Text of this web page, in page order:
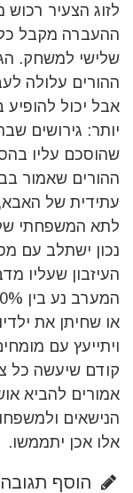
לזוג הצעיר
ההעברה מקבל כל
שלישי למשחק.
ההורים עלולה
אבל יכול להופיע
יותר: גירושים
שהוסכם עליו
ההורים שאמור
עתידית של האבא,
לתא המשפחתי
נכון ישתלב עם
העיזבון שעליו
או שחיתן את
ויתייעץ עם
קודם שיעשה כל
אמורים להביא
הנישאים
אלו אכן יתממשו.
הוסף תגובה